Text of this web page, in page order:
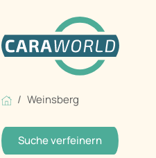
Weinsberg
Suche verfeinern